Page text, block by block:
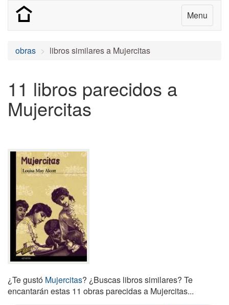
Menu
obras libros similares a Mujercitas
11 libros parecidos a
Mujercitas
¿Te gustó Mujercitas? ¿Buscas libros similares? Te
encantarán estas 11 obras parecidas a Mujercitas...